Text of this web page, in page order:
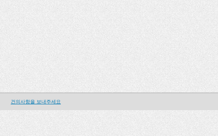
건의사항을 보내주세요